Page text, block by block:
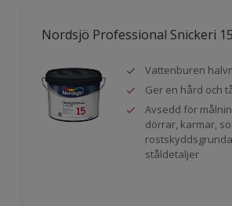
Nordsjö Professional Snickeri 15
Vattenburen
Ger en hård och
Avsedd för
dörrar, karmar,
ståldetaljer